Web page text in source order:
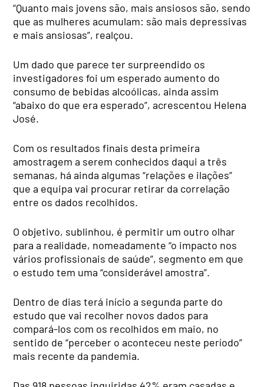
“Quanto mais jovens são, mais ansiosos são, sendo
que as mulheres acumulam: são mais depressivas
e mais ansiosas”, realçou.
Um dado que parece ter surpreendido os
investigadores foi um esperado aumento do
consumo de bebidas alcoólicas, ainda assim
“abaixo do que era esperado”, acrescentou Helena
José.
Com os resultados finais desta primeira
amostragem a serem conhecidos daqui a três
semanas, há ainda algumas “relações e ilações”
que a equipa vai procurar retirar da correlação
entre os dados recolhidos.
O objetivo, sublinhou, é permitir um outro olhar
para a realidade, nomeadamente “o impacto nos
vários profissionais de saúde”, segmento em que
o estudo tem uma “considerável amostra”.
Dentro de dias terá início a segunda parte do
estudo que vai recolher novos dados para
compará-los com os recolhidos em maio, no
sentido de “perceber o aconteceu neste período”
mais recente da pandemia.